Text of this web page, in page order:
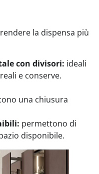
la dispensa più
con divisori: ideali
e conserve.
una chiusura
permettono di
disponibile.